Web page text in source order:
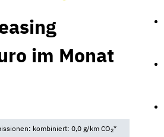
im Monat
kombiniert: 0,0 g/km CO2*